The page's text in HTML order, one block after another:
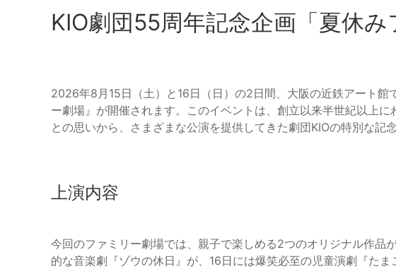
KIO劇団55周年記念企画「夏休み
2026年8月15日（土）と16日（日）の2日間、大阪の近鉄アート館
ー劇場』が開催されます。このイベントは、創立以来半世紀以上に
との思いから、さまざまな公演を提供してきた劇団KIOの特別な記念
上演内容
今回のファミリー劇場では、親子で楽しめる2つのオリジナル作品
的な音楽劇『ゾウの休日』が、16日には爆笑必至の児童演劇『た